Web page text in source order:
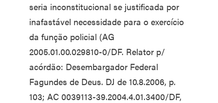
seria inconstitucional se justificada por
inafastável necessidade para o exercício
da função policial (AG
2005.01.00.029810-0/DF. Relator p/
acórdão: Desembargador Federal
Fagundes de Deus. DJ de 10.8.2006, p.
103; AC 0039113-39.2004.4.01.3400/DF,